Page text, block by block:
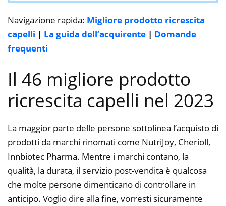
Navigazione rapida: Migliore prodotto ricrescita
capelli | La guida dell’acquirente | Domande
frequenti
Il 46 migliore prodotto
ricrescita capelli nel 2023
La maggior parte delle persone sottolinea l’acquisto di
prodotti da marchi rinomati come NutriJoy, Cherioll,
Innbiotec Pharma. Mentre i marchi contano, la
qualità, la durata, il servizio post-vendita è qualcosa
che molte persone dimenticano di controllare in
anticipo. Voglio dire alla fine, vorresti sicuramente